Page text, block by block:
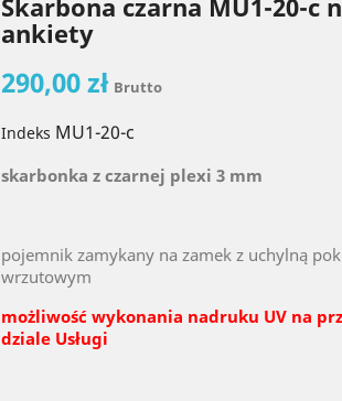
Skarbona czarna MU1-20-c
ankiety
290,00 zł Brutto
Indeks MU1-20-c
skarbonka z czarnej plexi 3 mm
pojemnik zamykany na zamek z uchylną
wrzutowym
możliwość wykonania nadruku UV na
dziale Usługi